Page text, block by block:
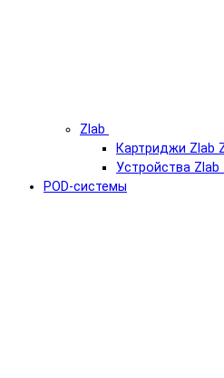
Zlab
Картриджи Zlab
Устройства Zlab
POD-системы